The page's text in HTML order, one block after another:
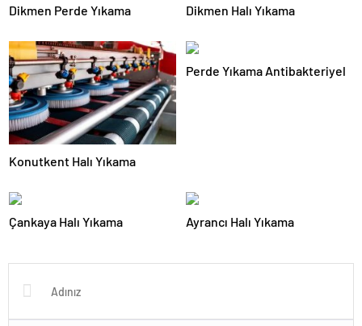
Dikmen Perde Yıkama Dikmen Halı Yıkama
Konutkent Halı Yıkama
Perde Yıkama Antibakteriyel
Çankaya Halı Yıkama Ayrancı Halı Yıkama